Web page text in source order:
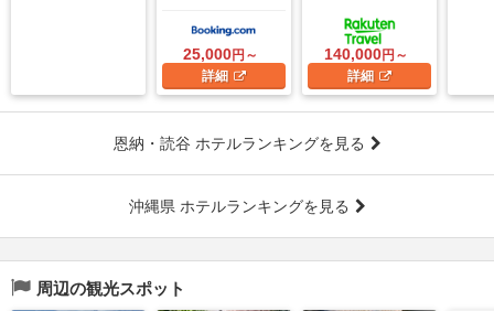
25,000円～
詳細
140,000円～
詳細
恩納・読谷 ホテルランキングを見る
沖縄県 ホテルランキングを見る
周辺の観光スポット